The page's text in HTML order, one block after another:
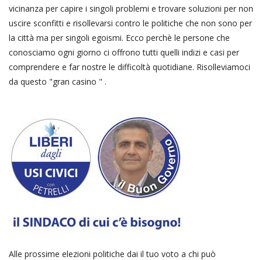
vicinanza per capire i singoli problemi e trovare soluzioni per non
uscire sconfitti e risollevarsi contro le politiche che non sono per
la città ma per singoli egoismi. Ecco perchè le persone che
conosciamo ogni giorno ci offrono tutti quelli indizi e casi per
comprendere e far nostre le difficoltà quotidiane. Risolleviamoci
da questo "gran casino " .
Alle prossime elezioni politiche dai il tuo voto a chi può